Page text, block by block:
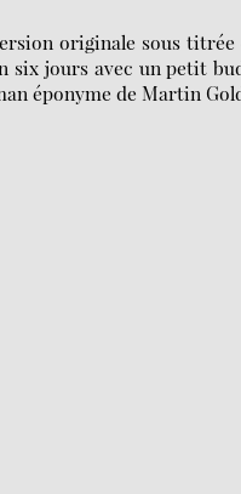
originale sous titrée
six jours avec un petit
éponyme de Martin